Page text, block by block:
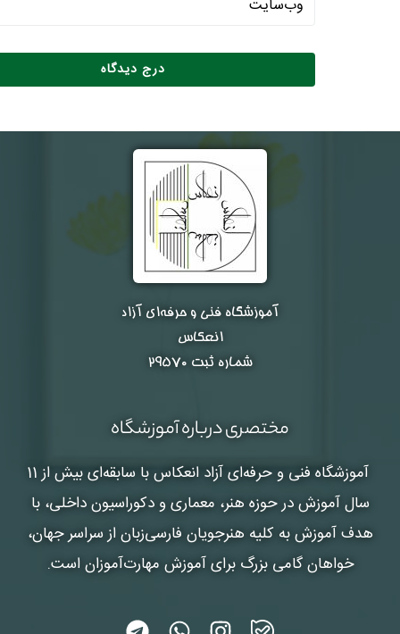
آموزشگاه فنی و حرفه‌ای آزاد
انعکاس
شماره ثبت ۲۹۵۷۰
مختصری درباره آموزشگاه
آموزشگاه فنی و حرفه‌ای آزاد انعکاس
با سابقه‌ای بیش از 11
سال آموزش در حوزه هنر، معماری و دکوراسیون داخلی، با
هدف آموزش به کلیه هنرجویان فارسی‌زبان از سراسر جهان،
خواهان گامی بزرگ برای آموزش مهارت‌آموزان است.